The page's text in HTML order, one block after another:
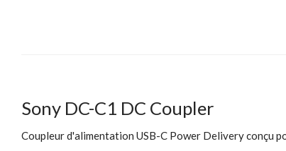
Sony DC-C1 DC Coupler
Coupleur d'alimentation USB-C Power Delivery conçu